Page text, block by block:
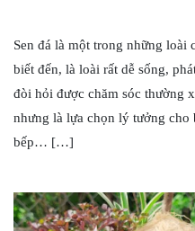
Sen đá là một trong những loài
biết đến, là loài rất dễ sống,
đòi hỏi được chăm sóc thường
nhưng là lựa chọn lý tưởng cho
bếp… […]